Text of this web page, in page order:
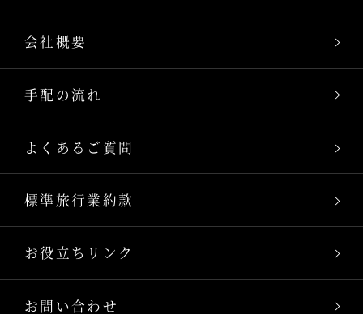
会社概要
手配の流れ
よくあるご質問
標準旅行業約款
お役立ちリンク
お問い合わせ